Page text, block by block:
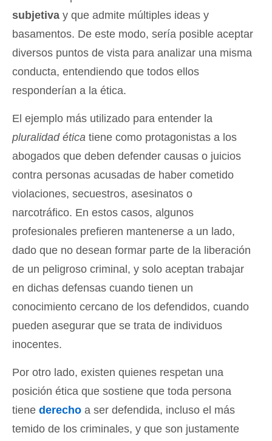
subjetiva y que admite múltiples ideas y
basamentos. De este modo, sería posible aceptar
diversos puntos de vista para analizar una misma
conducta, entendiendo que todos ellos
responderían a la ética.
El ejemplo más utilizado para entender la
pluralidad ética tiene como protagonistas a los
abogados que deben defender causas o juicios
contra personas acusadas de haber cometido
violaciones, secuestros, asesinatos o
narcotráfico. En estos casos, algunos
profesionales prefieren mantenerse a un lado,
dado que no desean formar parte de la liberación
de un peligroso criminal, y solo aceptan trabajar
en dichas defensas cuando tienen un
conocimiento cercano de los defendidos, cuando
pueden asegurar que se trata de individuos
inocentes.
Por otro lado, existen quienes respetan una
posición ética que sostiene que toda persona
tiene derecho a ser defendida, incluso el más
temido de los criminales, y que son justamente